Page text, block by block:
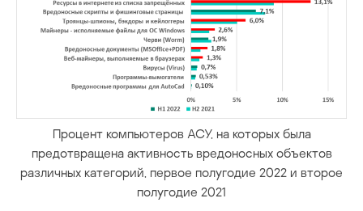
Процент компьютеров АСУ, на которых была
предотвращена активность вредоносных объектов
различных категорий, первое полугодие 2022 и второе
полугодие 2021